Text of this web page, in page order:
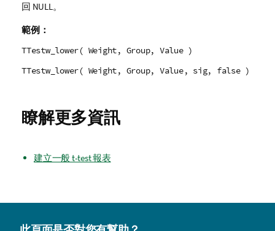
回 NULL。
範例：
TTestw_lower( Weight, Group, Value )
TTestw_lower( Weight, Group, Value, sig, false )
瞭解更多資訊
建立一般 t-test 報表